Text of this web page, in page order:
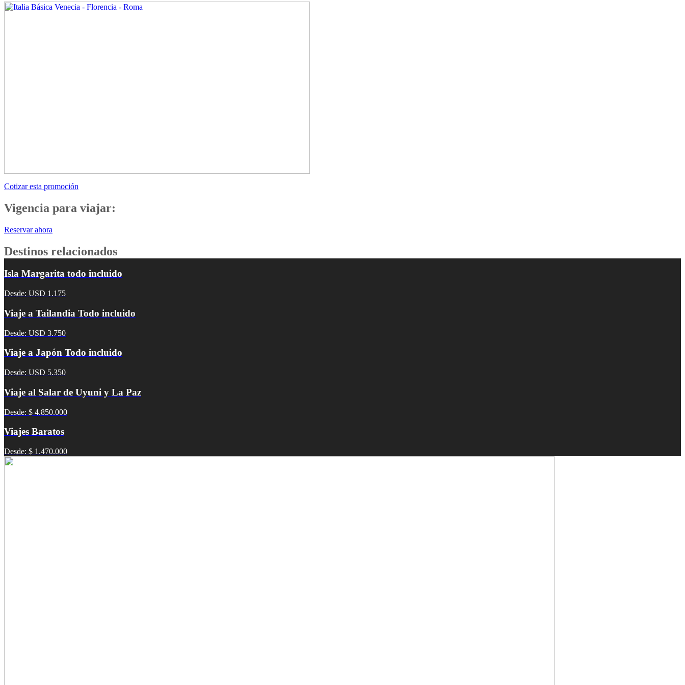
Cotizar esta promoción
Vigencia para viajar:
Reservar ahora
Destinos relacionados
Isla Margarita todo incluido
Desde: USD 1.175
Viaje a Tailandia Todo incluido
Desde: USD 3.750
Viaje a Japón Todo incluido
Desde: USD 5.350
Viaje al Salar de Uyuni y La Paz
Desde: $ 4.850.000
Viajes Baratos
Desde: $ 1.470.000